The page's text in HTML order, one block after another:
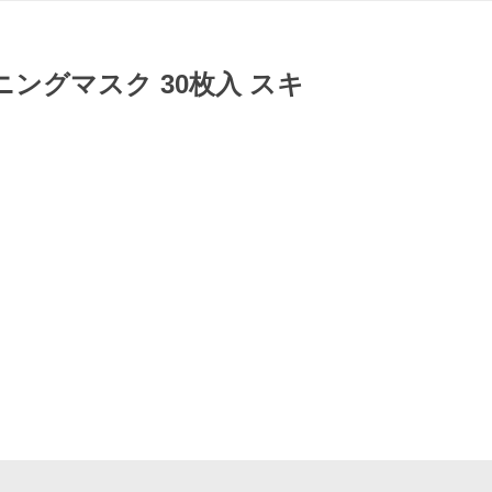
グマスク 30枚入 スキ